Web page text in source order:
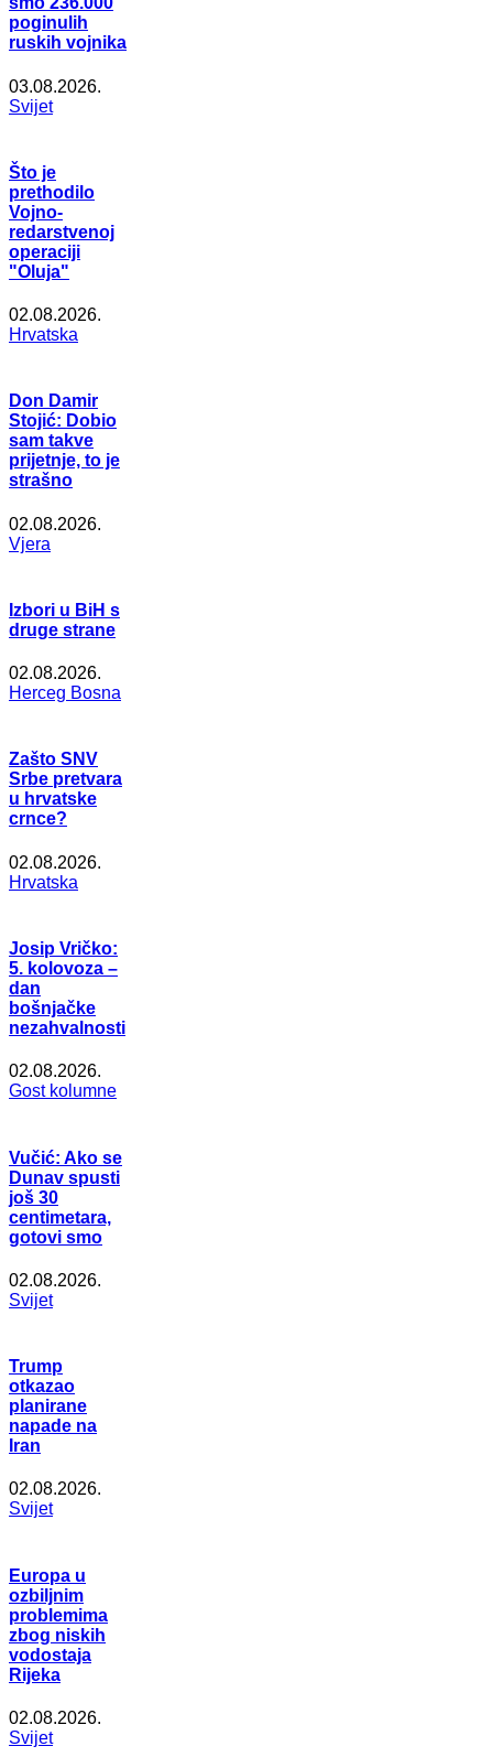
poginulih
ruskih vojnika
03.08.2026.
Svijet
Što je
prethodilo
Vojno-
redarstvenoj
operaciji
"Oluja"
02.08.2026.
Hrvatska
Don Damir
Stojić: Dobio
sam takve
prijetnje, to je
strašno
02.08.2026.
Vjera
Izbori u BiH s
druge strane
02.08.2026.
Herceg Bosna
Zašto SNV
Srbe pretvara
u hrvatske
crnce?
02.08.2026.
Hrvatska
Josip Vričko:
5. kolovoza –
dan
bošnjačke
nezahvalnosti
02.08.2026.
Gost kolumne
Vučić: Ako se
Dunav spusti
još 30
centimetara,
gotovi smo
02.08.2026.
Svijet
Trump
otkazao
planirane
napade na
Iran
02.08.2026.
Svijet
Europa u
ozbiljnim
problemima
zbog niskih
vodostaja
Rijeka
02.08.2026.
Svijet